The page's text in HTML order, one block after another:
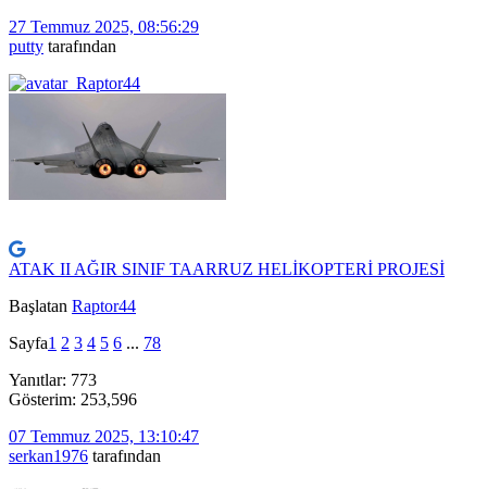
27 Temmuz 2025, 08:56:29
putty tarafından
ATAK II AĞIR SINIF TAARRUZ HELİKOPTERİ PROJESİ
Başlatan Raptor44
Sayfa1 2 3 4 5 6 ... 78
Yanıtlar: 773
Gösterim: 253,596
07 Temmuz 2025, 13:10:47
serkan1976 tarafından